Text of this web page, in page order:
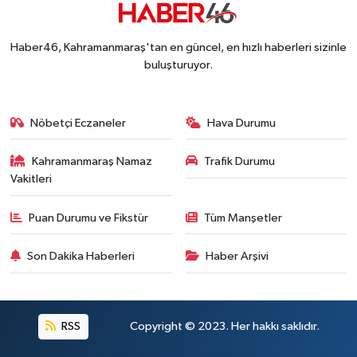
Kahramanmaraş'ta 29 Kilometrelik Grup
Haber46, Kahramanmaraş'tan en güncel, en hızlı haberleri sizinle
buluşturuyor.
Nöbetçi Eczaneler Hava Durumu
Kahramanmaraş Namaz
Vakitleri
Trafik Durumu
Puan Durumu ve Fikstür Tüm Manşetler
Son Dakika Haberleri Haber Arşivi
RSS Copyright © 2023. Her hakkı saklıdır.